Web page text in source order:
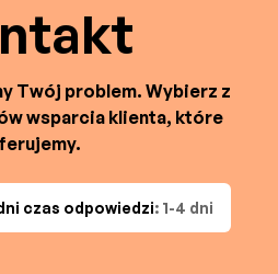
Twój problem. Wybierz z
wsparcia klienta, które
czas odpowiedzi: 1-4 dni